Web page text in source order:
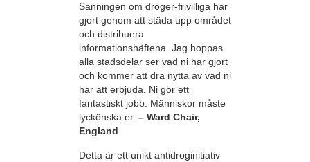
Sanningen om droger-frivilliga har
gjort genom att städa upp området
och distribuera
informationshäftena. Jag hoppas
alla stadsdelar ser vad ni har gjort
och kommer att dra nytta av vad ni
har att erbjuda. Ni gör ett
fantastiskt jobb. Människor måste
lyckönska er. – Ward Chair,
England
Detta är ett unikt antidroginitiativ